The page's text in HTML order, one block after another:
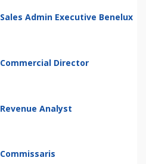
Sales Admin Executive Benelux
Commercial Director
Revenue Analyst
Commissaris